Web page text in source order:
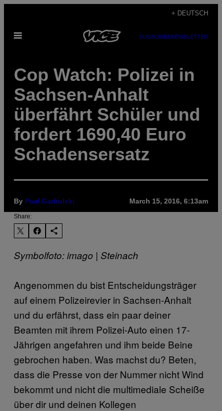
content
+ DEUTSCH
Open
SUBSCRIBENEWSLETTER
​Cop Watch: Polizei in
Sachsen-Anhalt
überfährt Schüler und
fordert 1690,40 Euro
Schadensersatz
By Paul Garbulski March 15, 2016, 6:13am
Share:
Symbolfoto: imago | Steinach
Angenommen du bist Entscheidungsträger
auf einem Polizeirevier in Sachsen-Anhalt
und du erfährst, dass ein paar deiner
Beamten mit ihrem Polizei-Auto einen 17-
Jährigen angefahren und ihm beide Beine
gebrochen haben. Was machst du? Beten,
dass die Presse von der Nummer nicht Wind
bekommt und nicht die multimediale Scheiße
über dir und deinen Kollegen